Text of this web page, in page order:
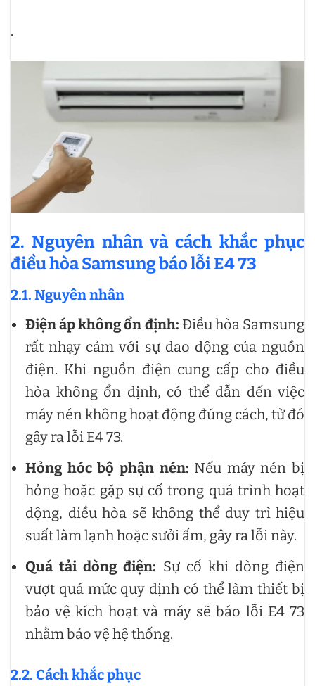
.
2. Nguyên nhân và cách khắc phục
điều hòa Samsung báo lỗi E4 73
2.1. Nguyên nhân
Điện áp không ổn định: Điều hòa Samsung
rất nhạy cảm với sự dao động của nguồn
điện. Khi nguồn điện cung cấp cho điều
hòa không ổn định, có thể dẫn đến việc
máy nén không hoạt động đúng cách, từ đó
gây ra lỗi E4 73.
Hỏng hóc bộ phận nén: Nếu máy nén bị
hỏng hoặc gặp sự cố trong quá trình hoạt
động, điều hòa sẽ không thể duy trì hiệu
suất làm lạnh hoặc sưởi ấm, gây ra lỗi này.
Quá tải dòng điện: Sự cố khi dòng điện
vượt quá mức quy định có thể làm thiết bị
bảo vệ kích hoạt và máy sẽ báo lỗi E4 73
nhằm bảo vệ hệ thống.
2.2. Cách khắc phục